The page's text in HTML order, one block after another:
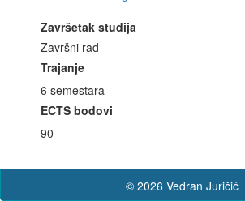
Završetak studija
Završni rad
Trajanje
6 semestara
ECTS bodovi
90
© 2026 Vedran Juričić